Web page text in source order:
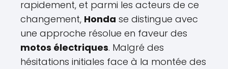
rapidement, et parmi les acteurs de ce
changement, Honda se distingue avec
une approche résolue en faveur des
motos électriques. Malgré des
hésitations initiales face à la montée des